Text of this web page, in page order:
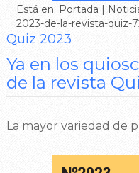
Está en: Portada |
2023-de-la-revista-quiz-
Quiz 2023
Ya en los
de la revista
La mayor variedad de